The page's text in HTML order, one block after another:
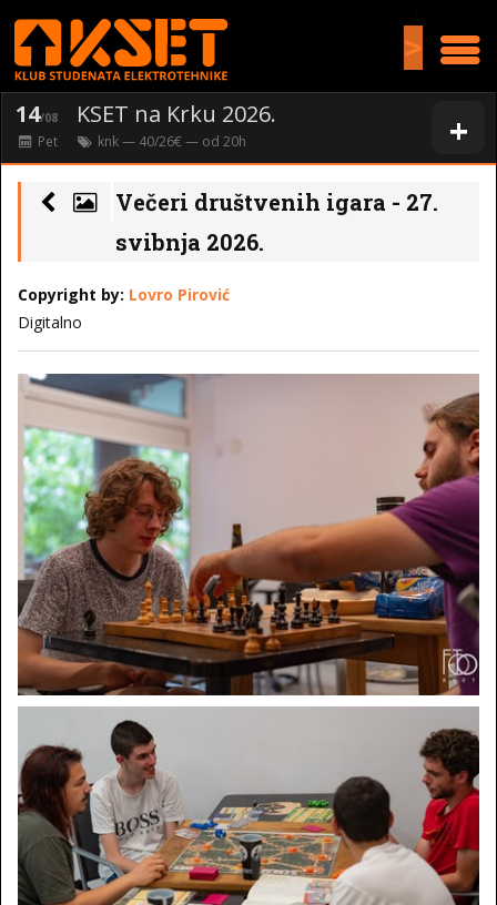
>
+
14/08 KSET na Krku 2026.
Pet knk— 40/26€ — od 20h
Večeri društvenih igara - 27.
svibnja 2026.
Copyright by: Lovro Pirović
Digitalno